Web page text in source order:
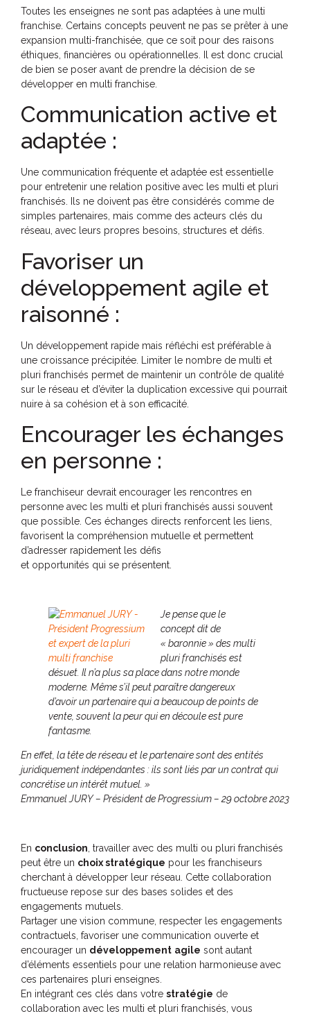
Toutes les enseignes ne sont pas adaptées à une multi
franchise. Certains concepts peuvent ne pas se prêter à une
expansion multi-franchisée, que ce soit pour des raisons
éthiques, financières ou opérationnelles. Il est donc crucial
de bien se poser avant de prendre la décision de se
développer en multi franchise.
Communication active et
adaptée :
Une communication fréquente et adaptée est essentielle
pour entretenir une relation positive avec les multi et pluri
franchisés. Ils ne doivent pas être considérés comme de
simples partenaires, mais comme des acteurs clés du
réseau, avec leurs propres besoins, structures et défis.
Favoriser un
développement agile et
raisonné :
Un développement rapide mais réfléchi est préférable à
une croissance précipitée. Limiter le nombre de multi et
pluri franchisés permet de maintenir un contrôle de qualité
sur le réseau et d’éviter la duplication excessive qui pourrait
nuire à sa cohésion et à son efficacité.
Encourager les échanges
en personne :
Le franchiseur devrait encourager les rencontres en
personne avec les multi et pluri franchisés aussi souvent
que possible. Ces échanges directs renforcent les liens,
favorisent la compréhension mutuelle et permettent
d’adresser rapidement les défis
et opportunités qui se présentent.
Je pense que le
concept dit de
« baronnie » des multi
pluri franchisés est
désuet. Il n’a plus sa place dans notre monde
moderne. Même s’il peut paraître dangereux
d’avoir un partenaire qui a beaucoup de points de
vente, souvent la peur qui en découle est pure
fantasme.
En effet, la tête de réseau et le partenaire sont des entités
juridiquement indépendantes : ils sont liés par un contrat qui
concrétise un intérêt mutuel. »
Emmanuel JURY – Président de Progressium – 29 octobre 2023
En conclusion , travailler avec des multi ou pluri franchisés
peut être un choix stratégique pour les franchiseurs
cherchant à développer leur réseau. Cette collaboration
fructueuse repose sur des bases solides et des
engagements mutuels.
Partager une vision commune, respecter les engagements
contractuels, favoriser une communication ouverte et
encourager un développement agile sont autant
d’éléments essentiels pour une relation harmonieuse avec
ces partenaires pluri enseignes.
En intégrant ces clés dans votre stratégie de
collaboration avec les multi et pluri franchisés, vous